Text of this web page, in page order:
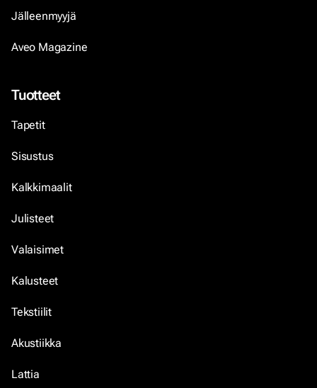
Jälleenmyyjä
Aveo Magazine
Tuotteet
Tapetit
Sisustus
Kalkkimaalit
Julisteet
Valaisimet
Kalusteet
Tekstiilit
Akustiikka
Lattia